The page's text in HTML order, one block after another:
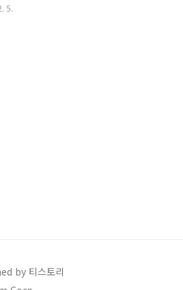
한번더 소독되는 기분입니다.그리고 10분정
하고 한개씩 따로 소분해서냉동실에 넣었어요
5.
by 티스토리